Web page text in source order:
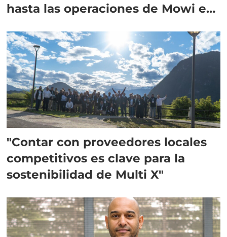
hasta las operaciones de Mowi en
"Contar con proveedores locales
competitivos es clave para la
sostenibilidad de Multi X"